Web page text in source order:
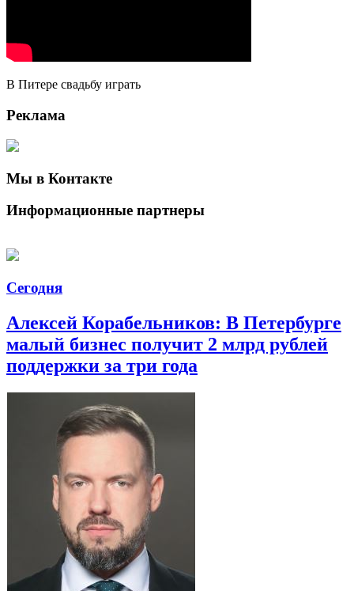
В Питере свадьбу играть
Реклама
Мы в Контакте
Информационные партнеры
Сегодня
Алексей Корабельников: В Петербурге
малый бизнес получит 2 млрд рублей
поддержки за три года